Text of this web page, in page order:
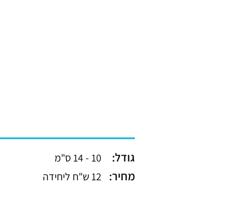
10 - 14 ס"מ גודל:
12 ש"ח ליחידה מחיר: